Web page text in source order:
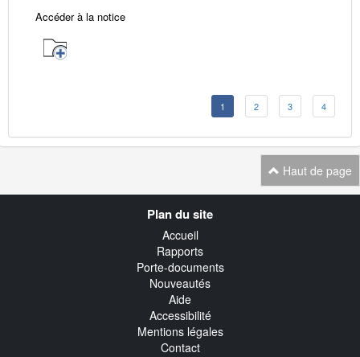
Accéder à la notice
1 2 3 4
Haut de page
Plan du site
Accueil
Rapports
Porte-documents
Nouveautés
Aide
Accessibilité
Mentions légales
Contact